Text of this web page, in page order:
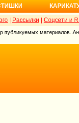
Рассылки Соцсети и
материалов.